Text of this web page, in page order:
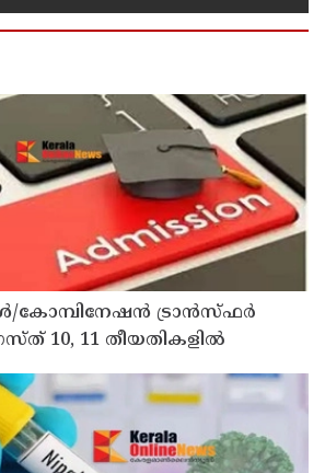
ട്രാൻസ്ഫർ
10, 11 തീയതികളിൽ